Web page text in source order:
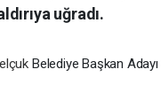
uğradı.
Belediye Başkan Adayı